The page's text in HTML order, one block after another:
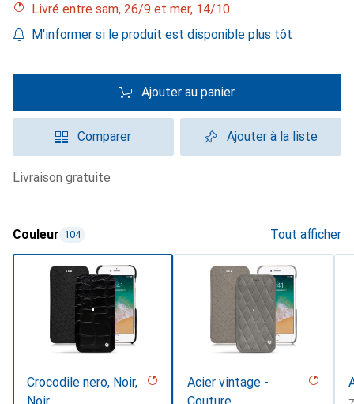
Livré entre sam, 26/9 et mer, 14/10
M'informer si le produit est disponible plus tôt
Ajouter au panier
Comparer Ajouter à la liste
livraison gratuite
Couleur 104 Tout afficher
Crocodile nero, Noir,
Acier vintage -